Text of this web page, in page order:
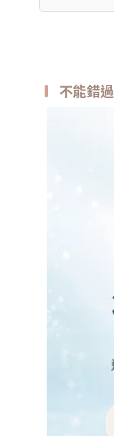
不能錯過